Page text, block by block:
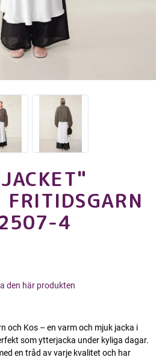
FRITIDSGARN
4
den här produkten
och Kos – en varm och mjuk jacka i
som ytterjacka under kyliga dagar.
en tråd av varje kvalitet och har